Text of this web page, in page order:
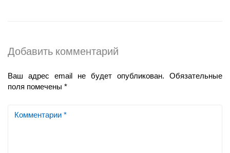
Добавить комментарий
Ваш адрес email не будет опубликован.
Обязательные
поля помечены *